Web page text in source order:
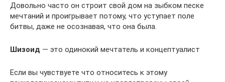
Довольно часто он строит свой дом на зыбком песке
мечтаний и проигрывает потому, что уступает поле
битвы, даже не осознавая, что она была.
Шизоид — это одинокий мечтатель и концептуалист
Если вы чувствуете что относитесь к этому